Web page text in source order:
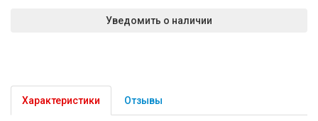
Уведомить о наличии
Характеристики Отзывы